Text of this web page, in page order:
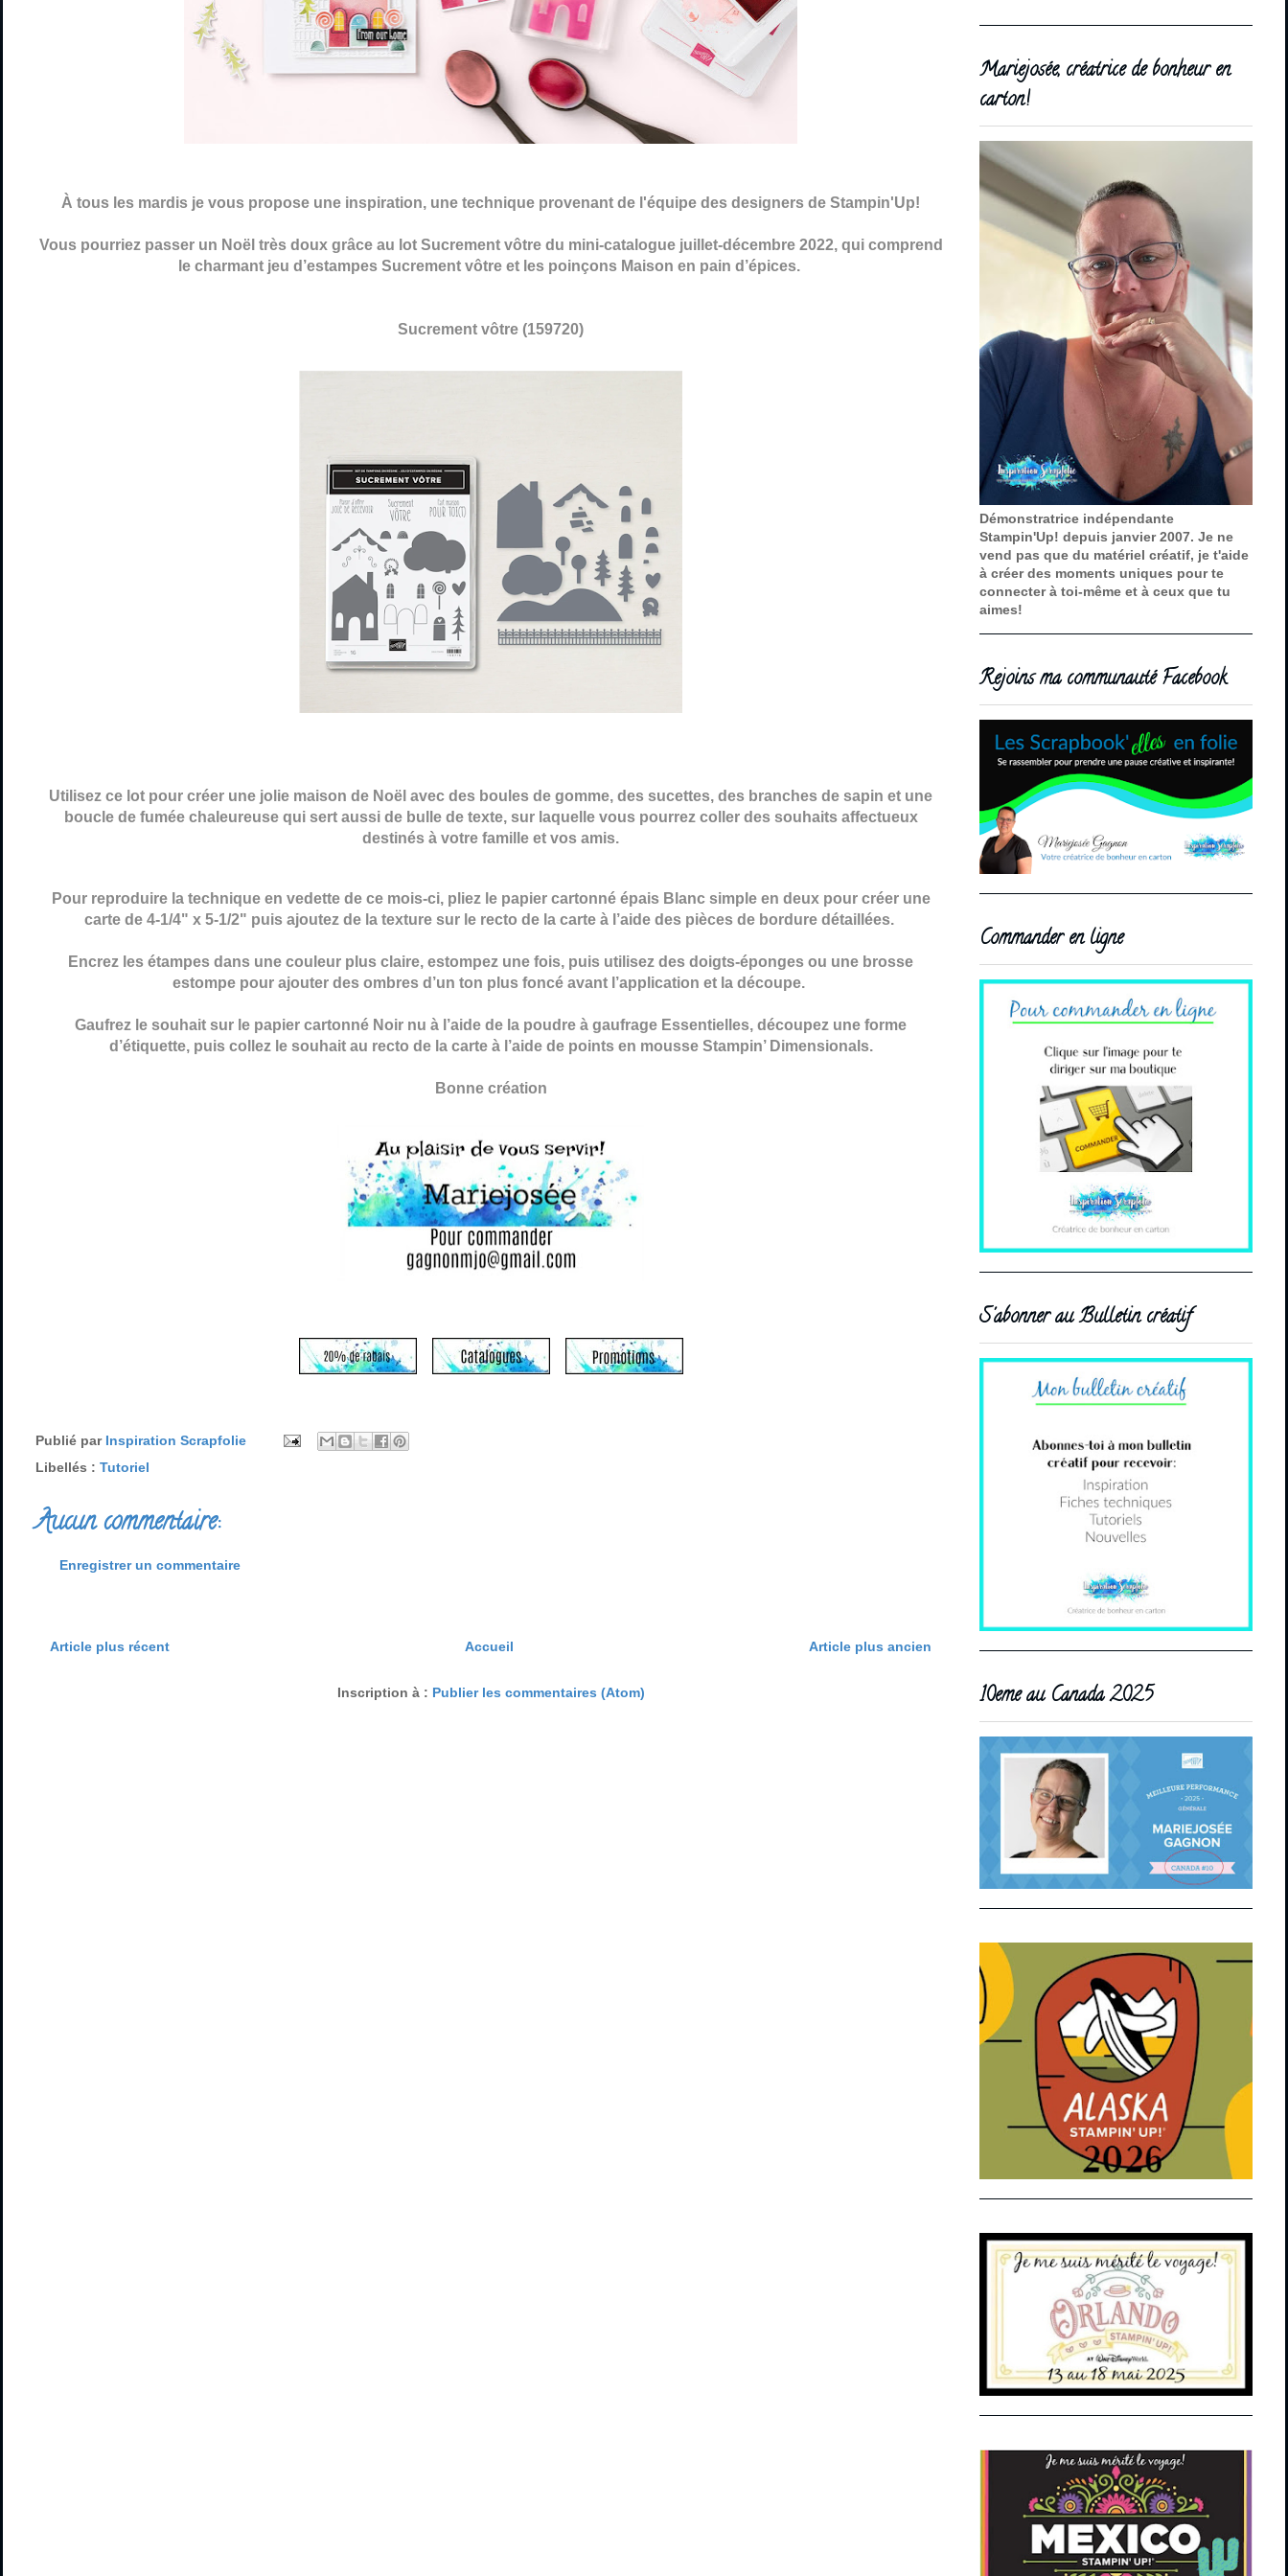
À tous les mardis je vous propose une inspiration, une technique provenant de l'équipe des designers de Stampin'Up!
Vous pourriez passer un Noël très doux grâce au lot Sucrement vôtre du mini-catalogue juillet-décembre 2022, qui comprend
le charmant jeu d’estampes Sucrement vôtre et les poinçons Maison en pain d’épices.
Sucrement vôtre (159720)
Utilisez ce lot pour créer une jolie maison de Noël avec des boules de gomme, des sucettes, des branches de sapin et une
boucle de fumée chaleureuse qui sert aussi de bulle de texte, sur laquelle vous pourrez coller des souhaits affectueux
destinés à votre famille et vos amis.
Pour reproduire la technique en vedette de ce mois-ci, pliez le papier cartonné épais Blanc simple en deux pour créer une
carte de 4-1/4" x 5-1/2" puis ajoutez de la texture sur le recto de la carte à l’aide des pièces de bordure détaillées.
Encrez les étampes dans une couleur plus claire, estompez une fois, puis utilisez des doigts-éponges ou une brosse
estompe pour ajouter des ombres d’un ton plus foncé avant l’application et la découpe.
Gaufrez le souhait sur le papier cartonné Noir nu à l’aide de la poudre à gaufrage Essentielles, découpez une forme
d’étiquette, puis collez le souhait au recto de la carte à l’aide de points en mousse Stampin’ Dimensionals.
Bonne création
Publié par Inspiration Scrapfolie
Libellés : Tutoriel
Aucun commentaire:
Enregistrer un commentaire
Article plus récent Article plus ancien
Accueil
Inscription à : Publier les commentaires (Atom)
Mariejosée, créatrice de bonheur en
carton!
Démonstratrice indépendante
Stampin'Up! depuis janvier 2007. Je ne
vend pas que du matériel créatif, je t'aide
à créer des moments uniques pour te
connecter à toi-même et à ceux que tu
aimes!
Rejoins ma communauté Facebook
Commander en ligne
S'abonner au Bulletin créatif
10eme au Canada 2025